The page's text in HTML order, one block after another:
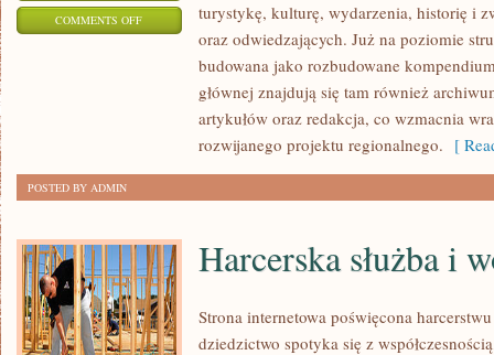
COMMENTS OFFON
turystykę, kulturę, wydarzenia, historię i
oraz odwiedzających. Już na poziomie
budowana jako rozbudowane
głównej znajdują się tam również
artykułów oraz redakcja, co wzmacnia
rozwijanego projektu regionalnego. [
POSTED BY ADMIN
Harcerska służba i
Strona internetowa poświęcona
dziedzictwo spotyka się z